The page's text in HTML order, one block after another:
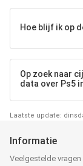
Hoe blijf ik op
Op zoek naar
data over Ps5
Laatste update:
Informatie
Veelgestelde vragen